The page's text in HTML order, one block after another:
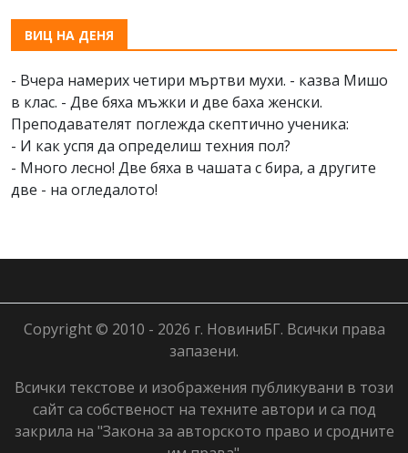
ВИЦ НА ДЕНЯ
- Вчера намерих четири мъртви мухи. - казва Мишо
в клас. - Две бяха мъжки и две баха женски.
Преподавателят поглежда скептично ученика:
- И как успя да определиш техния пол?
- Много лесно! Две бяха в чашата с бира, а другите
две - на огледалото!
Copyright © 2010 - 2026 г. НовиниБГ. Всички права
запазени.
Всички текстове и изображения публикувани в този
сайт са собственост на техните автори и са под
закрила на "Закона за авторското право и сродните